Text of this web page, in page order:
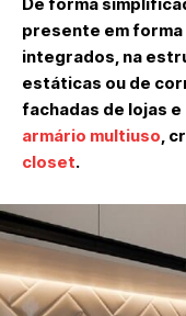
presente em
integrados, na
estáticas ou de
fachadas de lojas
armário multiuso ,
closet.